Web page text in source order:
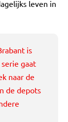
leven in
is
gaat
naar de
de depots